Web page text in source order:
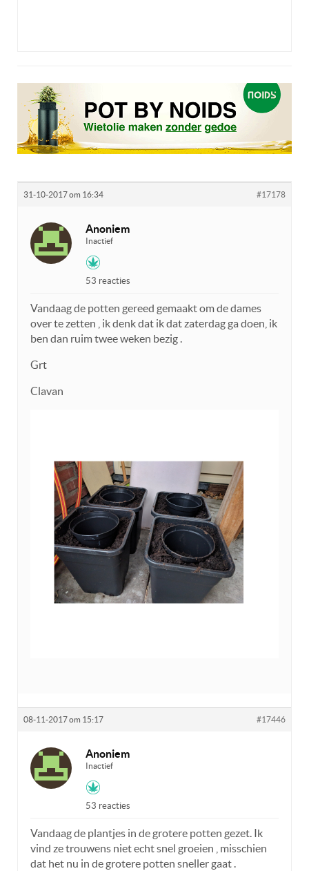
31-10-2017 om 16:34 #17178
Anoniem
Inactief
53 reacties
Vandaag de potten gereed gemaakt om de dames
over te zetten , ik denk dat ik dat zaterdag ga doen, ik
ben dan ruim twee weken bezig .
Grt
Clavan
08-11-2017 om 15:17 #17446
Anoniem
Inactief
53 reacties
Vandaag de plantjes in de grotere potten gezet. Ik
vind ze trouwens niet echt snel groeien , misschien
dat het nu in de grotere potten sneller gaat .